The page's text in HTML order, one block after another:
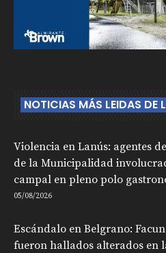
NOTICIAS MÁS LEIDAS DE
Violencia en Lanús: agentes
de la Municipalidad
campal en pleno polo
05/08/2026
Escándalo en Belgrano:
fueron hallados alterados en